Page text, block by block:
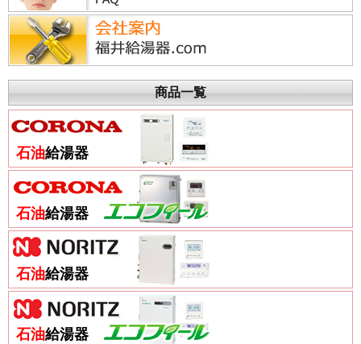
商品一覧
石油給湯器
石油給湯器
石油給湯器
石油給湯器